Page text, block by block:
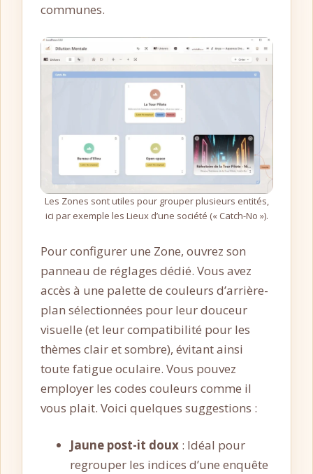
communes.
Les Zones sont utiles pour grouper plusieurs entités,
ici par exemple les Lieux d’une société (« Catch-No »).
Pour configurer une Zone, ouvrez son
panneau de réglages dédié. Vous avez
accès à une palette de couleurs d’arrière-
plan sélectionnées pour leur douceur
visuelle (et leur compatibilité pour les
thèmes clair et sombre), évitant ainsi
toute fatigue oculaire. Vous pouvez
employer les codes couleurs comme il
vous plait. Voici quelques suggestions :
Jaune post-it doux : Idéal pour
regrouper les indices d’une enquête